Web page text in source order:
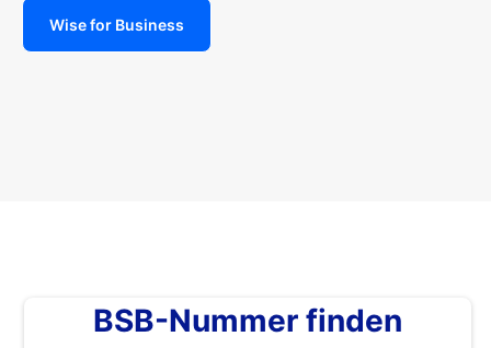
Wise for Business
BSB-Nummer finden